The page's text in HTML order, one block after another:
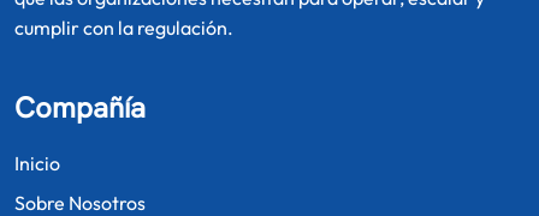
cumplir con la regulación.
Compañía
Inicio
Sobre Nosotros